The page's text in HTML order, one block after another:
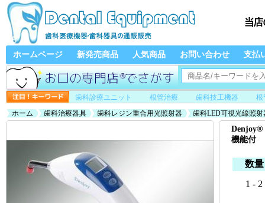
ホームページ 新発売商品 人気商品 お問い合わせ 支払
歯科診療ユニット 根管治療 歯科技工機器
根
ホーム
歯科治療器具 歯科レジン重合用光照射器 歯科LED可視光線照射
Denjoy®
機能付
数量
1 - 2